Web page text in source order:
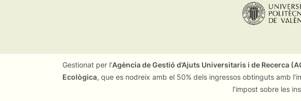
Gestionat per l’Agència de Gestió d’Ajuts Universitaris i de Recerca
Ecològica, que es nodreix amb el 50% dels ingressos obtinguts amb
l’impost sobre les